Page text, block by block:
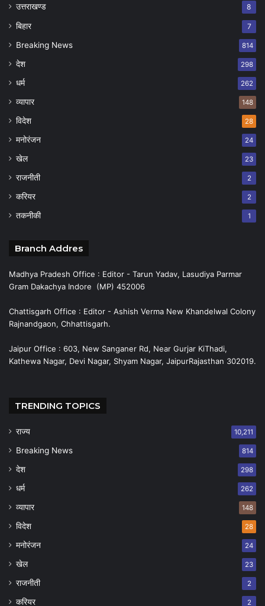
उत्तराखण्ड 8
बिहार 7
Breaking News 814
देश 298
धर्म 262
व्यापार 148
विदेश 28
मनोरंजन 24
खेल 23
राजनीती 2
करियर 2
तकनीकी 1
Branch Addres
Madhya Pradesh Office : Editor - Tarun Yadav, Lasudiya Parmar
Gram Dakachya Indore (MP) 452006
Chattisgarh Office : Editor - Ashish Verma New Khandelwal Colony
Rajnandgaon, Chhattisgarh.
Jaipur Office : 603, New Sanganer Rd, Near Gurjar KiThadi,
Kathewa Nagar, Devi Nagar, Shyam Nagar, JaipurRajasthan 302019.
TRENDING TOPICS
राज्य 10,211
Breaking News 814
देश 298
धर्म 262
व्यापार 148
विदेश 28
मनोरंजन 24
खेल 23
राजनीती 2
करियर 2